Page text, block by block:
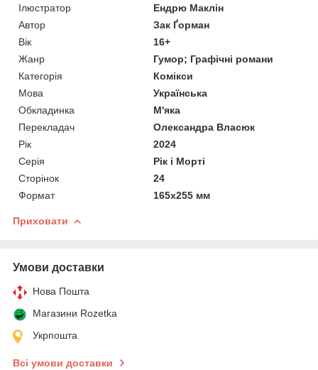
Ілюстратор
Ендрю Маклін
Автор
Зак Ґорман
Вік
16+
Жанр
Гумор; Графічні романи
Категорія
Комікси
Мова
Українська
Обкладинка
М'яка
Перекладач
Олександра Власюк
Рік
2024
Серія
Рік і Морті
Сторінок
24
Формат
165х255 мм
Приховати
Умови доставки
Нова Пошта
Магазини Rozetka
Укрпошта
Всі умови доставки